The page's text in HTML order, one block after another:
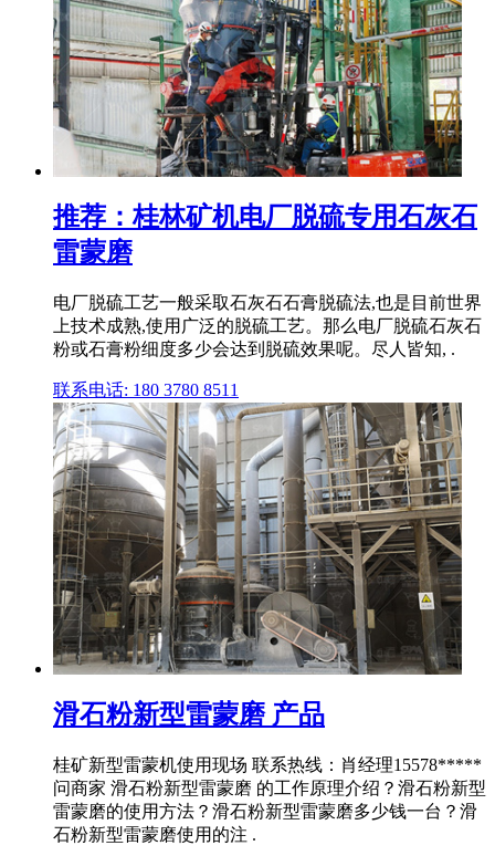
推荐：桂林矿机电厂脱硫专用石灰石
雷蒙磨
电厂脱硫工艺一般采取石灰石石膏脱硫法,也是目前世界
上技术成熟,使用广泛的脱硫工艺。那么电厂脱硫石灰石
粉或石膏粉细度多少会达到脱硫效果呢。尽人皆知, .
联系电话: 180 3780 8511
滑石粉新型雷蒙磨 产品
桂矿新型雷蒙机使用现场 联系热线：肖经理15578*****
问商家 滑石粉新型雷蒙磨 的工作原理介绍？滑石粉新型
雷蒙磨的使用方法？滑石粉新型雷蒙磨多少钱一台？滑
石粉新型雷蒙磨使用的注 .